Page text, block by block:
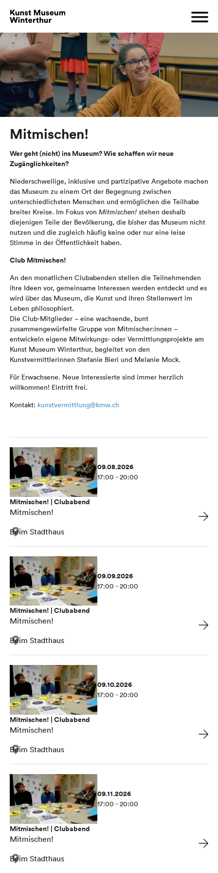
Mitmischen!
Wer geht (nicht) ins Museum? Wie schaffen wir neue
Zugänglichkeiten?
Niederschwellige, inklusive und partizipative Angebote machen
das Museum zu einem Ort der Begegnung zwischen
unterschiedlichsten Menschen und ermöglichen die Teilhabe
breiter Kreise. Im Fokus von Mitmischen! stehen deshalb
diejenigen Teile der Bevölkerung, die bisher das Museum nicht
nutzen und die zugleich häufig keine oder nur eine leise
Stimme in der Öffentlichkeit haben.
Club Mitmischen!
An den monatlichen Clubabenden stellen die Teilnehmenden
ihre Ideen vor, gemeinsame Interessen werden entdeckt und es
wird über das Museum, die Kunst und ihren Stellenwert im
Leben philosophiert.
Die Club-Mitglieder – eine wachsende, bunt
zusammengewürfelte Gruppe von Mitmischer:innen –
entwickeln eigene Mitwirkungs- oder Vermittlungsprojekte am
Kunst Museum Winterthur, begleitet von den
Kunstvermittlerinnen Stefanie Bieri und Melanie Mock.
Für Erwachsene. Neue Interessierte sind immer herzlich
willkommen! Eintritt frei.
Kontakt: kunstvermittlung@kmw.ch
09.08.2026
17:00 - 20:00
Mitmischen! | Clubabend
Mitmischen!
Beim Stadthaus
09.09.2026
17:00 - 20:00
Mitmischen! | Clubabend
Mitmischen!
Beim Stadthaus
09.10.2026
17:00 - 20:00
Mitmischen! | Clubabend
Mitmischen!
Beim Stadthaus
09.11.2026
17:00 - 20:00
Mitmischen! | Clubabend
Mitmischen!
Beim Stadthaus